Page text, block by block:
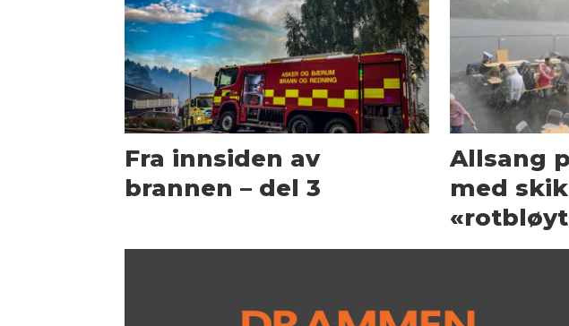
Fra innsiden av
brannen – del 3
Allsang
med